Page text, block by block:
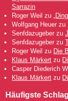
Sarrazin
Roger Weil zu
Wolfgang Heuer zu
Senfdazugeber zu
Senfdazugeber zu
Roger Weil zu Die
Klaus Märkert zu
Casper Diederich
Klaus Märkert zu
Häufigste